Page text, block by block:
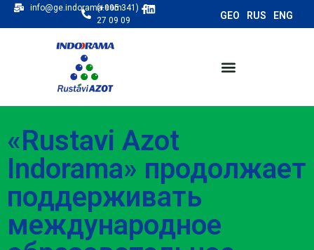
info@ge.indorama.com
(+995 341)
27 09 09
«Rustavi Azot
Indorama» продолжает
поддерживать
международное